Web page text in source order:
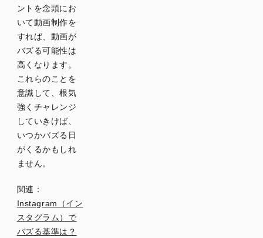
ントを念頭にお
いて動画制作を
すれば、動画が
バズる可能性は
高くなります。
これらのことを
意識して、根気
強くチャレンジ
していきけば、
いつかバズる日
がくるかもしれ
ません。
関連：
Instagram（イン
スタグラム）で
バズる基準は？